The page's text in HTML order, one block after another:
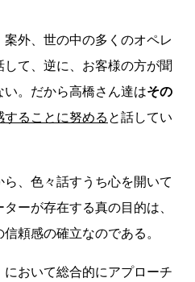
外、世の中の多くのオペレ
て、逆に、お客様の方が聞
。だから高橋さん達はその
ることに努める と話してい
、色々話すうち心を開いて
ーが存在する真の目的は、
頼感の確立なのである。
おいて総合的にアプローチ